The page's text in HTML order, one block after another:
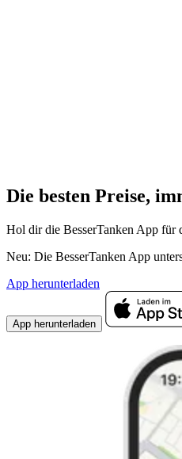
Die besten Preise,
Hol dir die BesserTanken App für
Neu: Die BesserTanken App
App herunterladen
App herunterladen